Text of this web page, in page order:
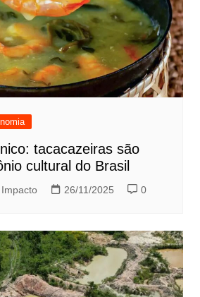
tacacazeiras são
cultural do Brasil
26/11/2025 0